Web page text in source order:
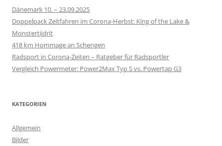
n
n
a
c
h
:
Dänemark 10. – 23.09.2025
Doppelpack Zeitfahren im Corona-Herbst: King of the Lake &
Monstertijdrit
418 km Hommage an Schengen
Radsport in Corona-Zeiten – Ratgeber für Radsportler
Vergleich Powermeter: Power2Max Typ S vs. Powertap G3
KATEGORIEN
Allgemein
Bilder